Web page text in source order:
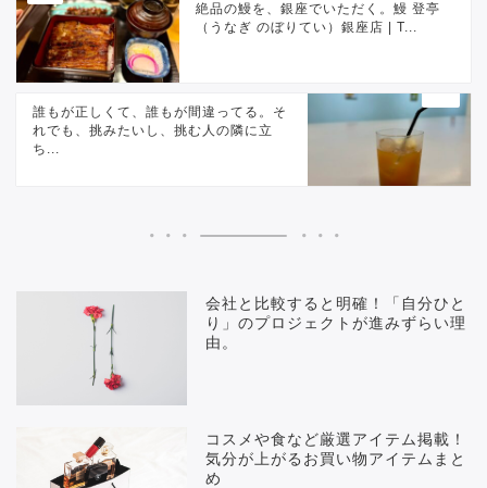
絶品の鰻を、銀座でいただく。鰻 登亭
（うなぎ のぼりてい）銀座店 | T...
誰もが正しくて、誰もが間違ってる。そ
れでも、挑みたいし、挑む人の隣に立
ち...
会社と比較すると明確！「自分ひと
り」のプロジェクトが進みずらい理
由。
コスメや食など厳選アイテム掲載！
気分が上がるお買い物アイテムまと
め